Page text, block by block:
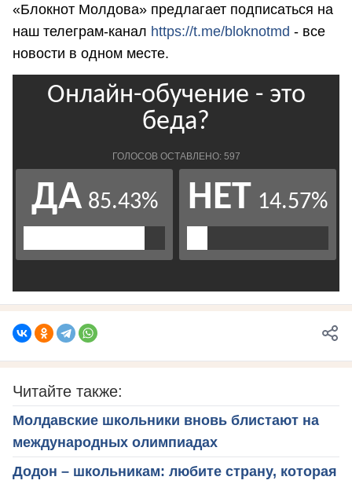
«Блокнот Молдова» предлагает подписаться на
наш телеграм-канал https://t.me/bloknotmd - все
новости в одном месте.
Читайте также:
Молдавские школьники вновь блистают на
международных олимпиадах
Додон – школьникам: любите страну, которая